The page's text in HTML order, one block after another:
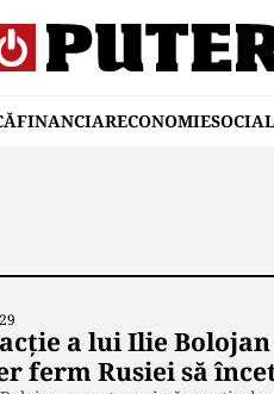
FINANCIARECONOMIESOCIAL
a lui Ilie
ferm Rusiei să